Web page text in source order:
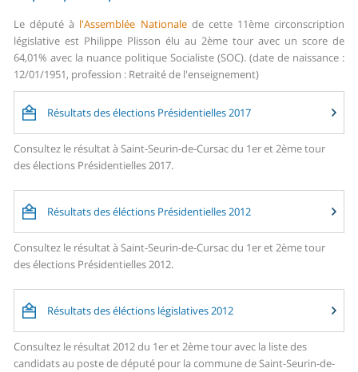
Le député à l'Assemblée Nationalede cette 11ème circonscription
législative est Philippe Plisson élu au 2ème tour avec un score de
64,01% avec la nuance politique Socialiste (SOC). (date de naissance :
12/01/1951, profession : Retraité de l'enseignement)
Résultats des élections Présidentielles 2017
Consultez le résultat à Saint-Seurin-de-Cursac du 1er et 2ème tour
des élections Présidentielles 2017.
Résultats des éléctions Présidentielles 2012
Consultez le résultat à Saint-Seurin-de-Cursac du 1er et 2ème tour
des élections Présidentielles 2012.
Résultats des éléctions législatives 2012
Consultez le résultat 2012 du 1er et 2ème tour avec la liste des
candidats au poste de député pour la commune de Saint-Seurin-de-